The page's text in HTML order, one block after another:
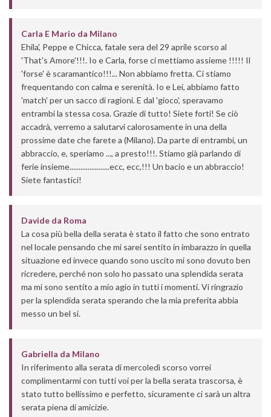
Carla E Mario da Milano
Ehila', Peppe e Chicca, fatale sera del 29 aprile scorso al
'That's Amore'!!!. Io e Carla, forse ci mettiamo assieme !!!!! Il
'forse' è scaramantico!!!... Non abbiamo fretta. Ci stiamo
frequentando con calma e serenità. Io e Lei, abbiamo fatto
'match' per un sacco di ragioni. E dal 'gioco', speravamo
entrambi la stessa cosa. Grazie di tutto! Siete forti! Se ciò
accadrà, verremo a salutarvi calorosamente in una della
prossime date che farete a (Milano). Da parte di entrambi, un
abbraccio, e, speriamo ..., a presto!!!. Stiamo già parlando di
ferie insieme......................ecc, ecc,!!! Un bacio e un abbraccio!
Siete fantastici!
Davide da Roma
La cosa più bella della serata è stato il fatto che sono entrato
nel locale pensando che mi sarei sentito in imbarazzo in quella
situazione ed invece quando sono uscito mi sono dovuto ben
ricredere, perché non solo ho passato una splendida serata
ma mi sono sentito a mio agio in tutti i momenti. Vi ringrazio
per la splendida serata sperando che la mia preferita abbia
messo un bel si.
Gabriella da Milano
In riferimento alla serata di mercoledì scorso vorrei
complimentarmi con tutti voi per la bella serata trascorsa, è
stato tutto bellissimo e perfetto, sicuramente ci sarà un altra
serata piena di amicizie.